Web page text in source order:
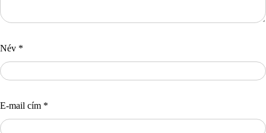
Név *
E-mail cím *